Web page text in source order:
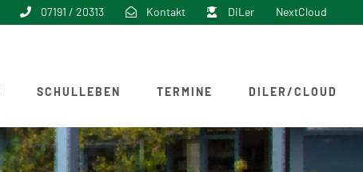
07191 / 20313 Kontakt DiLer NextCloud
SCHULLEBEN TERMINE DILER/CLOUD